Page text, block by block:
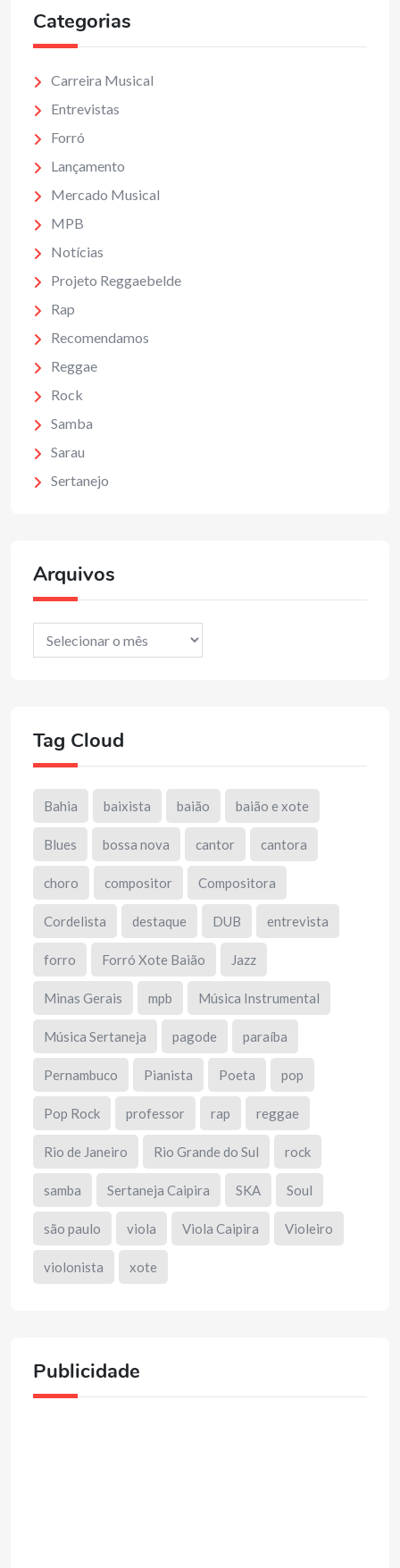
Categorias
Carreira Musical
Entrevistas
Forró
Lançamento
Mercado Musical
MPB
Notícias
Projeto Reggaebelde
Rap
Recomendamos
Reggae
Rock
Samba
Sarau
Sertanejo
Arquivos
Tag Cloud
Bahia baixista baião baião e xote
Blues bossa nova cantor cantora
choro compositor Compositora
Cordelista destaque DUB entrevista
forro Forró Xote Baião Jazz
Minas Gerais mpb Música Instrumental
Música Sertaneja pagode paraíba
Pernambuco Pianista Poeta pop
Pop Rock professor rap reggae
Rio de Janeiro Rio Grande do Sul rock
samba Sertaneja Caipira SKA Soul
são paulo viola Viola Caipira Violeiro
violonista xote
Publicidade